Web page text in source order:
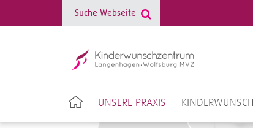
UNSERE PRAXIS KINDERWUNSCH